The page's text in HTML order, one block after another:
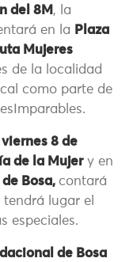
del 8M , la
en la Plaza
Mujeres
de la localidad
como parte de
viernes 8 de
de la Mujery en
Bosa, contará
lugar el
especiales.
de Bosa